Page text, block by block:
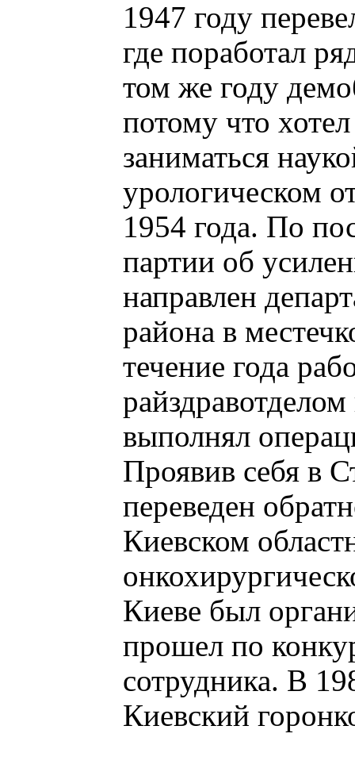
1947 году
где поработал
том же году
потому что
заниматься
урологическом
1954 года. По
партии об
направлен
района в
течение года
выполнял
Проявив себя в
переведен
Киевском
Киеве был
прошел по
сотрудника. В
Киевский